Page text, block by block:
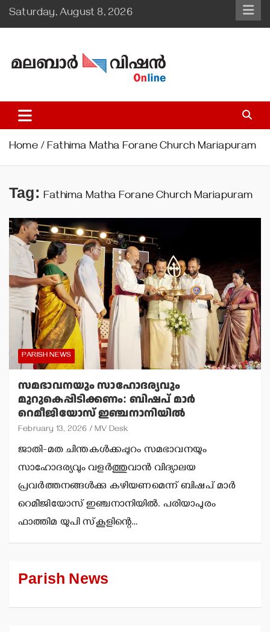
Skip
to
Saturday, August 8, 2026
Malabar Vision Online
Illuminating Diocesan News with Divine Clarity.
Home Fathima Matha Forane Church Mariapuram
Tag: Fathima Matha Forane Church Mariapuram
PARISH NEWS
സമഭാവനയും സാഹോദര്യവും
മുറുകെപ്പിടിക്കണം: ബിഷപ് മാര്‍
റെമീജിയോസ് ഇഞ്ചനാനിയില്‍
February 13, 2026 MV Desk
ജാതി-മത ചിന്തകള്‍ക്കപ്പുറം സമഭാവനയും
സാഹോദര്യവും വളര്‍ത്തുവാന്‍ വിദ്യാലയ
പ്രവര്‍ത്തനങ്ങള്‍ക്കു കഴിയണമെന്ന് ബിഷപ് മാര്‍
റെമീജിയോസ് ഇഞ്ചനാനിയില്‍. പരിയാപുരം
ഫാത്തിമ യുപി സ്‌കൂളിന്റെ…
Parish News